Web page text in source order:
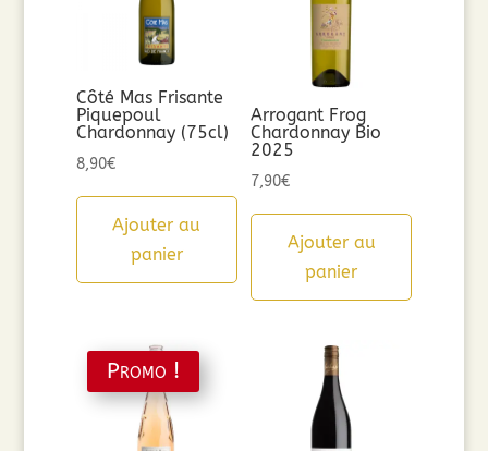
Côté Mas Frisante
Piquepoul
Chardonnay (75cl)
8,90€
Ajouter au
panier
Arrogant Frog
Chardonnay Bio
2025
7,90€
Ajouter au
panier
Promo !